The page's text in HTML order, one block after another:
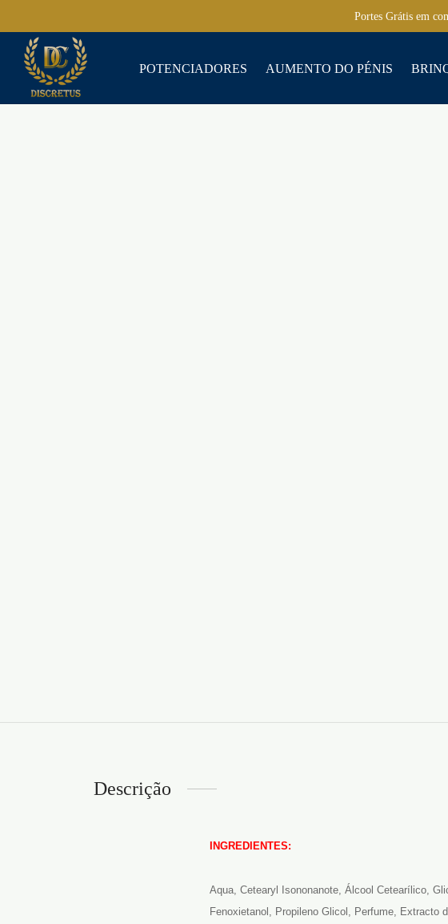
Portes Grátis em
POTENCIADORES AUMENTO DO PÉNIS
Descrição
INGREDIENTES:
Aqua, Cetearyl Isononanote, Álcool Cetearílico,
Fenoxietanol, Propileno Glicol, Perfume, Extracto